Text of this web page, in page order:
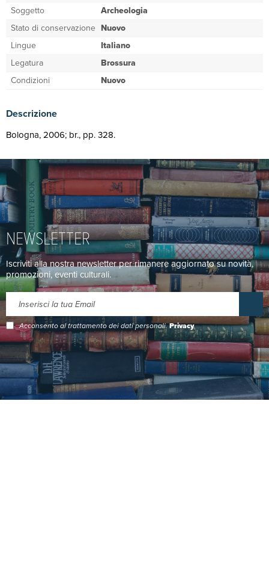
Soggetto
Archeologia
Stato di conservazione Nuovo
Lingue
Italiano
Legatura
Brossura
Condizioni
Nuovo
Descrizione
Bologna, 2006; br., pp. 328.
NEWSLETTER
Iscriviti alla nostra newsletter per rimanere aggiornato su novità,
promozioni, eventi culturali.
Acconsento al trattamento dei dati personali.Privacy